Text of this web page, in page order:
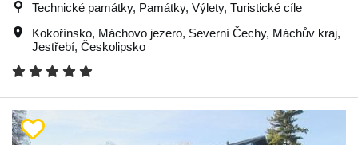
Technické památky, Památky, Výlety, Turistické cíle
Kokořínsko, Máchovo jezero, Severní Čechy, Máchův kraj,
Jestřebí, Českolipsko